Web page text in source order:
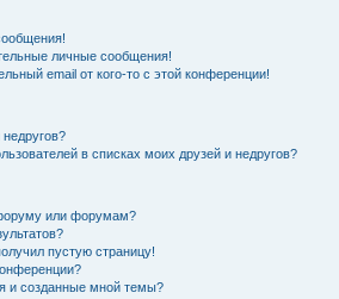
личные сообщения!
email от кого-то с этой конференции!
в списках моих друзей и недругов?
или форумам?
пустую страницу!
и созданные мной темы?